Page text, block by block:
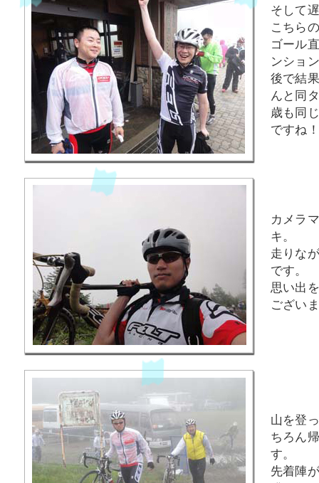
そして
こちら
ゴール
ンショ
後で結
んと同
歳も同
ですね
カメラ
キ。
走りな
です。
思い出
ござい
山を登
ちろん
す。
先着陣